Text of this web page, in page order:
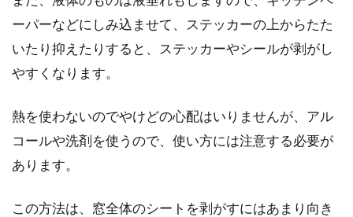
ーパーなどにしみ込ませて、ステッカーの上からたた
いたり抑えたりすると、ステッカーやシールが剥がし
やすくなります。
熱を使わないのでやけどの心配はいりませんが、アル
コールや洗剤を使うので、使い方には注意する必要が
あります。
この方法は、窓全体のシートを剥がすにはあまり向き